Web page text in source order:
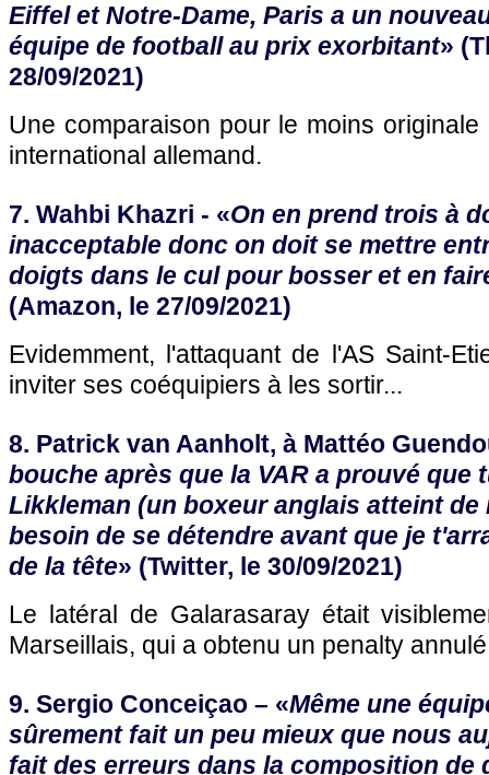
Eiffel et Notre-Dame, Paris a un
équipe de football au prix exorbitant»
28/09/2021)
Une comparaison pour le moins
international allemand.
7. Wahbi Khazri - «On en prend trois à
inacceptable donc on doit se mettre
doigts dans le cul pour bosser et en
(Amazon, le 27/09/2021)
Evidemment, l'attaquant de l'AS Saint-
inviter ses coéquipiers à les sortir...
8. Patrick van Aanholt, à Mattéo
bouche après que la VAR a prouvé que
Likkleman (un boxeur anglais atteint de
besoin de se détendre avant que je
de la tête» (Twitter, le 30/09/2021)
Le latéral de Galarasaray était
Marseillais, qui a obtenu un penalty
9. Sergio Conceiçao – «Même une
sûrement fait un peu mieux que nous
fait des erreurs dans la composition de